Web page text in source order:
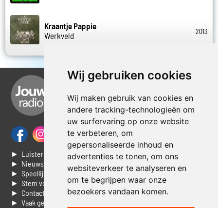
Wij gebruiken cookies
Wij maken gebruik van cookies en
andere tracking-technologieën om
uw surfervaring op onze website
te verbeteren, om
gepersonaliseerde inhoud en
advertenties te tonen, om ons
websiteverkeer te analyseren en
om te begrijpen waar onze
bezoekers vandaan komen.
Kraantje Pappie
Werkveld
2013
► Luisteren naar Jouwradio
► Nieuws
► Speellijst
► Stem voor de Dag top 3
► Contacteer ons
► Vaak gestelde vragen